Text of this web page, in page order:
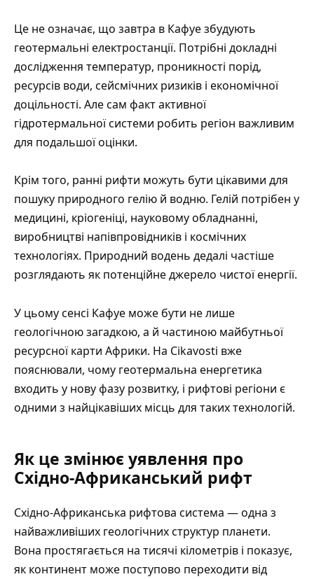
Це не означає, що завтра в Кафуе збудують
геотермальні електростанції. Потрібні докладні
дослідження температур, проникності порід,
ресурсів води, сейсмічних ризиків і економічної
доцільності. Але сам факт активної
гідротермальної системи робить регіон важливим
для подальшої оцінки.
Крім того, ранні рифти можуть бути цікавими для
пошуку природного гелію й водню. Гелій потрібен у
медицині, кріогеніці, науковому обладнанні,
виробництві напівпровідників і космічних
технологіях. Природний водень дедалі частіше
розглядають як потенційне джерело чистої енергії.
У цьому сенсі Кафуе може бути не лише
геологічною загадкою, а й частиною майбутньої
ресурсної карти Африки. На Cikavosti вже
пояснювали, чому геотермальна енергетика
входить у нову фазу розвитку, і рифтові регіони є
одними з найцікавіших місць для таких технологій.
Як це змінює уявлення про
Східно-Африканський рифт
Східно-Африканська рифтова система — одна з
найважливіших геологічних структур планети.
Вона простягається на тисячі кілометрів і показує,
як континент може поступово переходити від